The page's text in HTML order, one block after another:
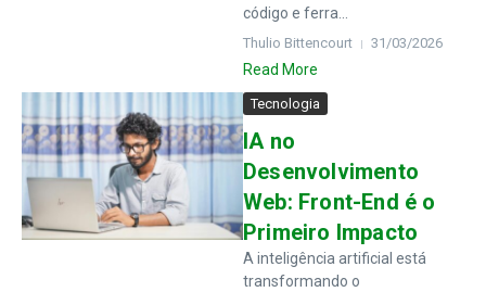
código e ferra...
Thulio Bittencourt 31/03/2026
Read More
Tecnologia
IA no
Desenvolvimento
Web: Front-End é o
Primeiro Impacto
A inteligência artificial está
transformando o